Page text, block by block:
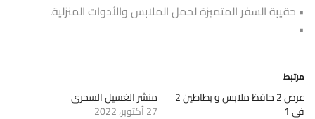
• حقيبة السفر المتميزة لحمل الملابس والأدوات المنزلية.
•
مرتبط
عرض 2 حافظ ملابس و بطاطين 2
في 1
منشر الغسيل السحري
27 أكتوبر، 2022